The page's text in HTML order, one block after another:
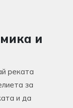
и
реката
за
и да